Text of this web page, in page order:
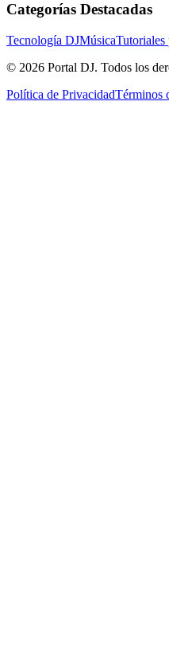
Categorías Destacadas
Tecnología DJMúsicaTutoriales
© 2026 Portal DJ. Todos los
Política de PrivacidadTérminos